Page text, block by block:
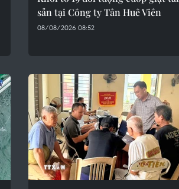
sản tại Công ty Tân Huê Viên
08/08/2026 08:52